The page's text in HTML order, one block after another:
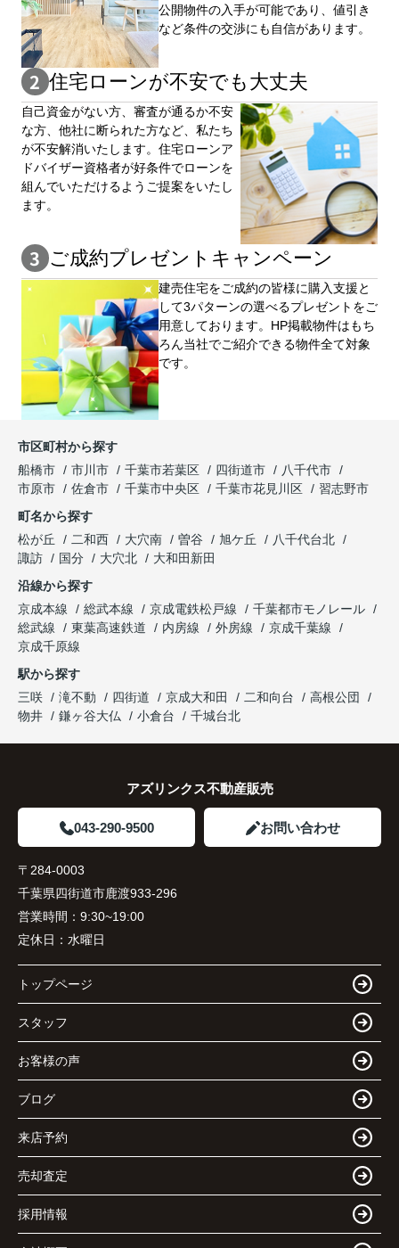
公開物件の⼊手が可能であり、値引き
など条件の交渉にも自信があります。
住宅ローンが不安でも大丈夫
自⼰資⾦がない⽅、審査が通るか不安
な⽅、他社に断られた⽅など、私たち
が不安解消いたします。住宅ローンア
ドバイザー資格者が好条件でローンを
組んでいただけるようご提案をいたし
ます。
ご成約プレゼントキャンペーン
建売住宅をご成約の皆様に購⼊⽀援と
して3パターンの選べるプレゼントをご
用意しております。HP掲載物件はもち
ろん当社でご紹介できる物件全て対象
です。
市区町村から探す
船橋市
市川市 千葉市若葉区 四街道市
八千代市
市原市
佐倉市 千葉市中央区 千葉市花見川区
習志野市
町名から探す
松が丘
二和西 大穴南 曽谷 旭ケ丘
八千代台北
諏訪
国分 大穴北
大和田新田
沿線から探す
京成本線
総武本線 京成電鉄松戸線
千葉都市モノレール
総武線
東葉高速鉄道 内房線 外房線
京成千葉線
京成千原線
駅から探す
三咲
滝不動 四街道 京成大和田 二和向台
高根公団
物井
鎌ヶ谷大仏 小倉台 千城台北
アズリンクス不動産販売
043-290-9500 お問い合わせ
〒284-0003
千葉県四街道市鹿渡933-296
営業時間： 9:30~19:00
定休日： 水曜日
トップページ
スタッフ
お客様の声
ブログ
来店予約
売却査定
採用情報